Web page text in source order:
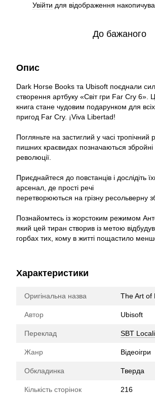
Увійти для відображення
До бажаного
Опис
Dark Horse Books та Ubisoft поєднали
створення артбуку «Світ гри Far Cry 6».
книга стане чудовим подарунком для
пригод Far Cry. ¡Viva Libertad!
Погляньте на застиглий у часі тропічний
пишних краєвидах позначаються збройні
революції.
Приєднайтеся до повстанців і дослідіть
арсенал, де прості речі
перетворюються на грізну ресольверну
Познайомтесь із жорстоким режимом
який цей тиран створив із метою
горбах тих, кому в житті пощастило
Характеристики
Оригінальна назва The Art of
Автор Ubisoft
Переклад SBT
Жанр Відеоігри
Обкладинка Тверда
Кількість сторінок 216